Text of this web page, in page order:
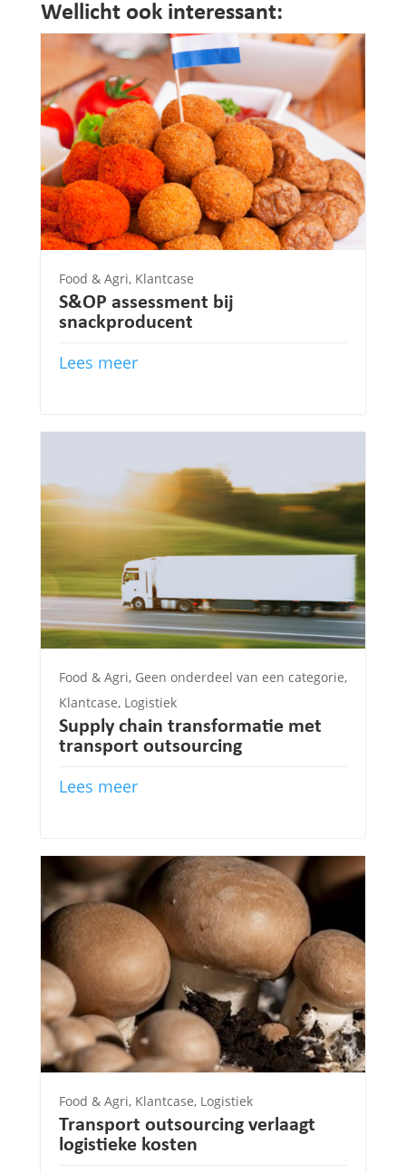
Wellicht ook interessant:
Food & Agri, Klantcase
S&OP assessment bij
snackproducent
Lees meer
Food & Agri, Geen onderdeel van een categorie,
Klantcase, Logistiek
Supply chain transformatie met
transport outsourcing
Lees meer
Food & Agri, Klantcase, Logistiek
Transport outsourcing verlaagt
logistieke kosten